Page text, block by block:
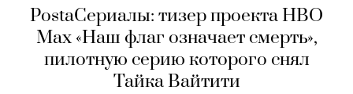
PostaСериалы: тизер проекта HBO
Max «Наш флаг означает смерть»,
пилотную серию которого снял
Тайка Вайтити